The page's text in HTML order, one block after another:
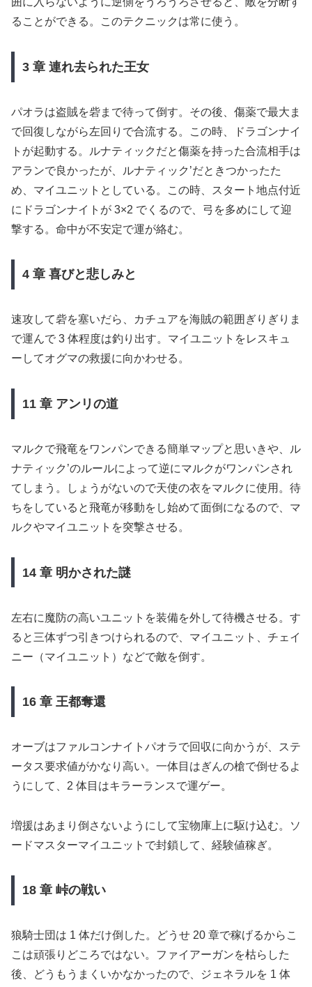
ることができる。このテクニックは常に使う。
3 章 連れ去られた王女
パオラは盗賊を砦まで待って倒す。その後、傷薬で最大ま
で回復しながら左回りで合流する。この時、ドラゴンナイ
トが起動する。ルナティックだと傷薬を持った合流相手は
アランで良かったが、ルナティック’だときつかったた
め、マイユニットとしている。この時、スタート地点付近
にドラゴンナイトが 3×2 でくるので、弓を多めにして迎
撃する。命中が不安定で運が絡む。
4 章 喜びと悲しみと
速攻して砦を塞いだら、カチュアを海賊の範囲ぎりぎりま
で運んで 3 体程度は釣り出す。マイユニットをレスキュ
ーしてオグマの救援に向かわせる。
11 章 アンリの道
マルクで飛竜をワンパンできる簡単マップと思いきや、ル
ナティック’のルールによって逆にマルクがワンパンされ
てしまう。しょうがないので天使の衣をマルクに使用。待
ちをしていると飛竜が移動をし始めて面倒になるので、マ
ルクやマイユニットを突撃させる。
14 章 明かされた謎
左右に魔防の高いユニットを装備を外して待機させる。す
ると三体ずつ引きつけられるので、マイユニット、チェイ
ニー（マイユニット）などで敵を倒す。
16 章 王都奪還
オーブはファルコンナイトパオラで回収に向かうが、ステ
ータス要求値がかなり高い。一体目はぎんの槍で倒せるよ
うにして、2 体目はキラーランスで運ゲー。
増援はあまり倒さないようにして宝物庫上に駆け込む。ソ
ードマスターマイユニットで封鎖して、経験値稼ぎ。
18 章 峠の戦い
狼騎士団は 1 体だけ倒した。どうせ 20 章で稼げるからこ
こは頑張りどころではない。ファイアーガンを枯らした
後、どうもうまくいかなかったので、ジェネラルを 1 体